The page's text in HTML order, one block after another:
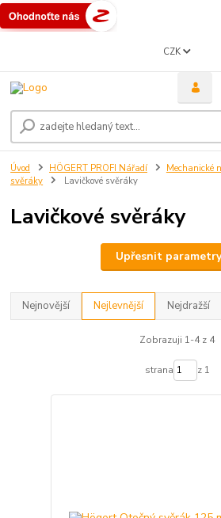
CZK
Úvod HÖGERT PROFI Nářadí Mechanické
svěráky
Lavičkové svěráky
Lavičkové svěráky
Upřesnit parametry
Nejnovější Nejlevnější Nejdražší
Zobrazuji 1-4 z 4
strana z 1